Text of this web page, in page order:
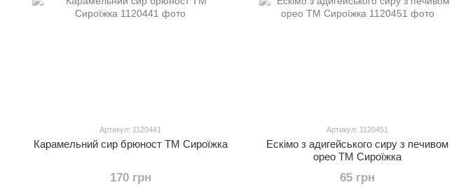
Артикул: 1120441
Карамельний сир брюност ТМ Сироїжка
170 грн
Артикул: 1120451
Ескімо з адигейського сиру з печивом
орео ТМ Сироїжка
65 грн